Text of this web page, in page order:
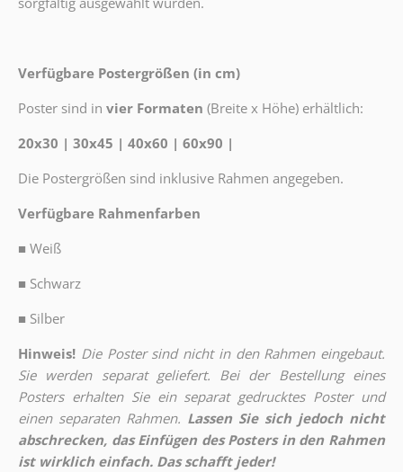
Verfügbare Postergrößen (in cm)
Poster sind in vier Formaten (Breite x Höhe) erhältlich:
20x30 | 30x45 | 40x60 | 60x90 |
Die Postergrößen sind inklusive Rahmen angegeben.
Verfügbare Rahmenfarben
■ Weiß
■ Schwarz
■ Silber
Hinweis! Die Poster sind nicht in den Rahmen eingebaut.
Sie werden separat geliefert. Bei der Bestellung eines
Posters erhalten Sie ein separat gedrucktes Poster und
einen separaten Rahmen. Lassen Sie sich jedoch nicht
abschrecken, das Einfügen des Posters in den Rahmen
ist wirklich einfach. Das schafft jeder!